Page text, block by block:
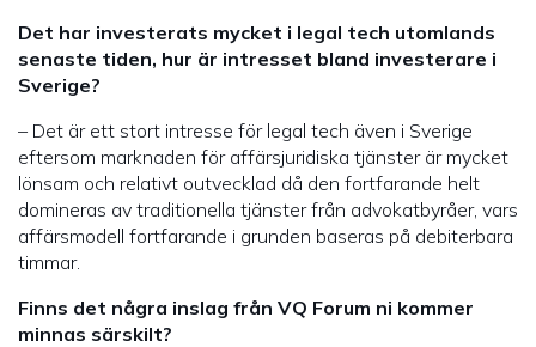
Det har investerats mycket i legal tech utomlands
senaste tiden, hur är intresset bland investerare i
Sverige?
– Det är ett stort intresse för legal tech även i Sverige
eftersom marknaden för affärsjuridiska tjänster är mycket
lönsam och relativt outvecklad då den fortfarande helt
domineras av traditionella tjänster från advokatbyråer, vars
affärsmodell fortfarande i grunden baseras på debiterbara
timmar.
Finns det några inslag från VQ Forum ni kommer
minnas särskilt?